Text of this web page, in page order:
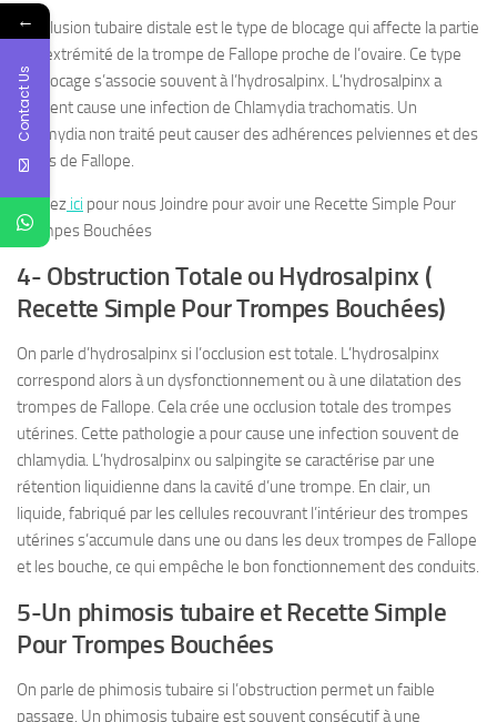
L’occlusion tubaire distale est le type de blocage qui affecte la partie
de l’extrémité de la trompe de Fallope proche de l’ovaire. Ce type
de blocage s’associe souvent à l’hydrosalpinx. L’hydrosalpinx a
souvent cause une infection de Chlamydia trachomatis. Un
chlamydia non traité peut causer des adhérences pelviennes et des
tubes de Fallope.
Cliquez ici pour nous Joindre pour avoir une Recette Simple Pour
Trompes Bouchées
4- Obstruction Totale ou Hydrosalpinx (
Recette Simple Pour Trompes Bouchées)
On parle d’hydrosalpinx si l’occlusion est totale. L’hydrosalpinx
correspond alors à un dysfonctionnement ou à une dilatation des
trompes de Fallope. Cela crée une occlusion totale des trompes
utérines. Cette pathologie a pour cause une infection souvent de
chlamydia. L’hydrosalpinx ou salpingite se caractérise par une
rétention liquidienne dans la cavité d’une trompe. En clair, un
liquide, fabriqué par les cellules recouvrant l’intérieur des trompes
utérines s’accumule dans une ou dans les deux trompes de Fallope
et les bouche, ce qui empêche le bon fonctionnement des conduits.
5-Un phimosis tubaire et Recette Simple
Pour Trompes Bouchées
On parle de phimosis tubaire si l’obstruction permet un faible
passage. Un phimosis tubaire est souvent consécutif à une
←
Contact Us